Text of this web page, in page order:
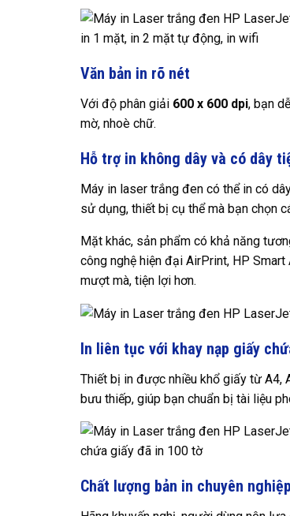
Văn bản in rõ nét
Với độ phân giải 600 x 600 dpi, bạn
mờ, nhoè chữ.
Hỗ trợ in không dây và có dây
Máy in laser trắng đen có thể in có
sử dụng, thiết bị cụ thể mà bạn chọn
Mặt khác, sản phẩm có khả năng
công nghệ hiện đại AirPrint, HP
mượt mà, tiện lợi hơn.
In liên tục với khay nạp giấy
Thiết bị in được nhiều khổ giấy từ A4,
bưu thiếp, giúp bạn chuẩn bị tài liệu
Chất lượng bản in chuyên